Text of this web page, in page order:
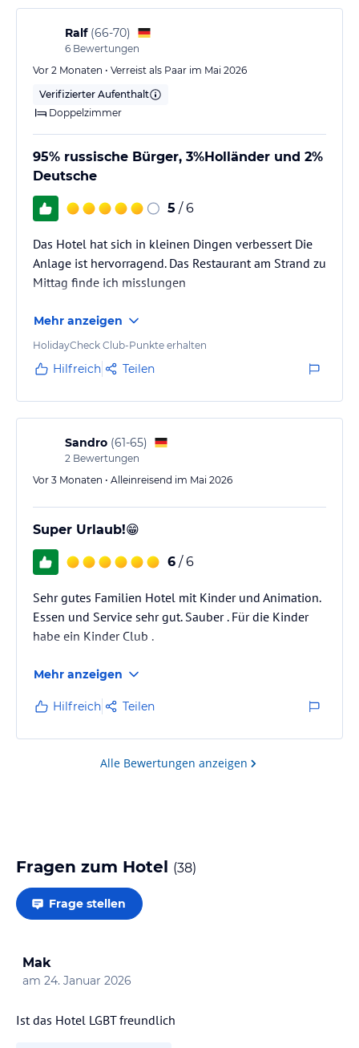
Verständigung war noch mehr als schwierig.
Ralf (66-70)
6 Bewertungen
Vor 2 Monaten • Verreist als Paar im Mai 2026
Verifizierter Aufenthalt
Doppelzimmer
95% russische Bürger, 3%Holländer und 2%
Deutsche
5 / 6
Das Hotel hat sich in kleinen Dingen verbessert Die
Anlage ist hervorragend. Das Restaurant am Strand zu
Mittag finde ich misslungen
Mehr anzeigen
HolidayCheck Club-Punkte erhalten
Hilfreich Teilen
Sandro (61-65)
2 Bewertungen
Vor 3 Monaten • Alleinreisend im Mai 2026
Super Urlaub!😁
6 / 6
Sehr gutes Familien Hotel mit Kinder und Animation.
Essen und Service sehr gut. Sauber . Für die Kinder
habe ein Kinder Club .
Mehr anzeigen
Hilfreich Teilen
Alle Bewertungen anzeigen
Fragen zum Hotel (38)
Frage stellen
Mak
am 24. Januar 2026
Ist das Hotel LGBT freundlich